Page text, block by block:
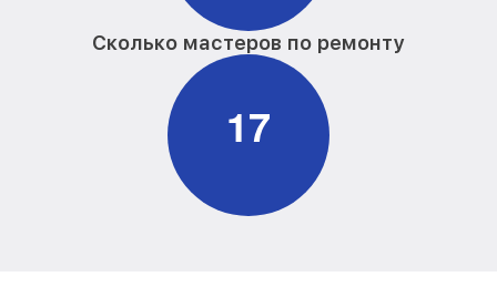
Сколько мастеров по ремонту
17